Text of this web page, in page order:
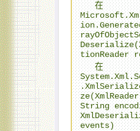
   在
tionReader
   在
String
events)